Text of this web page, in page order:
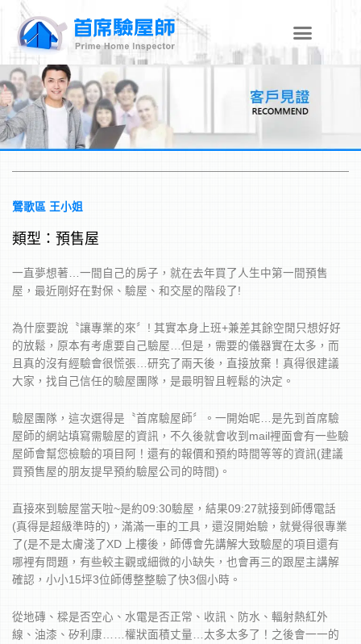
內
容
鶯歌區 王小姐
類型：預售屋
一直夢想著…一間自己的房子，就在去年買了人生中第一間預售
屋，最近剛好在對保、驗屋、和交屋的階段了!
為什麼要說〝讓專業的來〞! 其實本身上班+兼差其餘空閒只想好好
的放鬆，原本有考慮要自己驗屋…但是，需要的儀器實在太多，而
且真的沒有經驗會很慌張…研究了兩天後，直接放棄！真得很建議
大家，找自己信任的驗屋團隊，是最明智且輕鬆的決定。
驗屋團隊，這次選得是〝首席驗屋師〞。一開始呢…是先到首席驗
屋師的網站填寫需驗屋的資訊，不久後就會收到mail裡面會有一些驗
屋師會幫您檢驗的項目阿！還有的報價和預約時間等等的資訊(建議
買預售屋的朋友提早預約驗屋公司的時間)。
直接來到驗屋當天啦~是約09:30驗屋，結果09:27就接到師傅電話
(真得是超級準時的)，滿滿一車的工具，還沒開始驗，就覺得很專業
了(是不是太膚淺了XD 上樓後，師傅會先講解大致驗屋的項目還有
哪裡有問題，有些較主觀或細微的小缺失，也會再三的跟屋主講解
確認，小小15坪3位師傅整整驗了快3個小時。
從地磚、樑是否空心、水電是否正常、收訊、防水、輻射熱紅外
線、油漆、矽利康……權狀面積丈量…太多太多了！之後會一一的